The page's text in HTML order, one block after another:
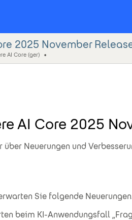
2025 November
AI Core (ger)
AI Core 2025
über Neuerungen und
Sie folgende
beim KI-Anwendungsfall